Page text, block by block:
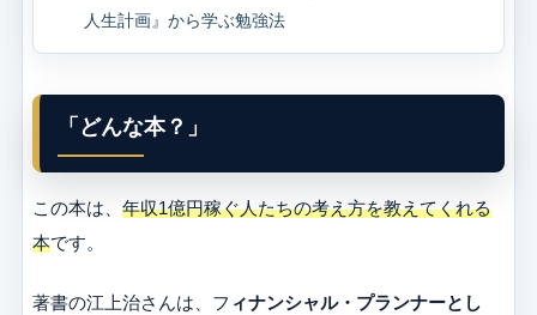
人生計画』から学ぶ勉強法
「どんな本？」
この本は、 年収1億円稼ぐ人たちの考え方を教えてくれる
本です。
著書の江上治さんは、フ ィナンシャル・プランナーとし